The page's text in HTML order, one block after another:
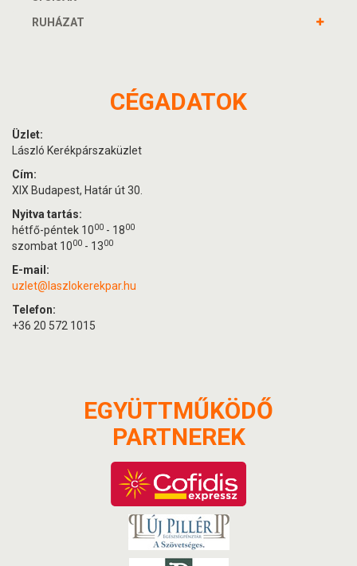
RUHÁZAT
CÉGADATOK
Üzlet:
László Kerékpárszaküzlet
Cím:
XIX Budapest, Határ út 30.
Nyitva tartás:
hétfő-péntek 1000 - 1800
szombat 1000 - 1300
E-mail:
uzlet@laszlokerekpar.hu
Telefon:
+36 20 572 1015
EGYÜTTMŰKÖDŐ
PARTNEREK